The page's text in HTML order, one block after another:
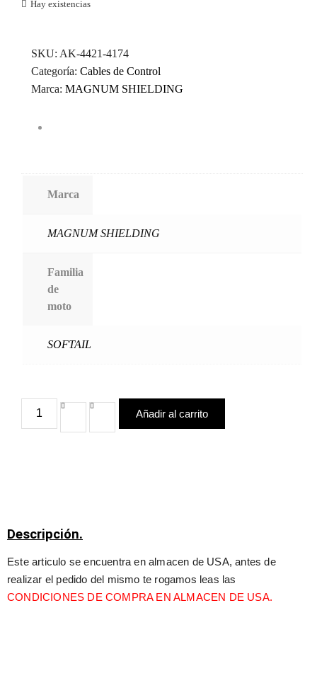
Hay existencias
SKU: AK-4421-4174
Categoría: Cables de Control
Marca: MAGNUM SHIELDING
Marca
MAGNUM SHIELDING
Familia
de
moto
SOFTAIL
Añadir al carrito
Descripción.
Este articulo se encuentra en almacen de USA, antes de
CONDICIONES DE COMPRA EN ALMACEN DE USA.